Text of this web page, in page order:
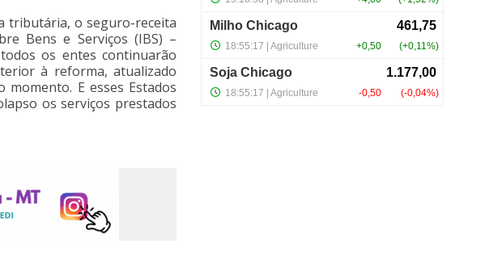
tributária, o seguro-receita
Bens e Serviços (IBS) –
os entes continuarão
à reforma, atualizado
E esses Estados
os serviços prestados